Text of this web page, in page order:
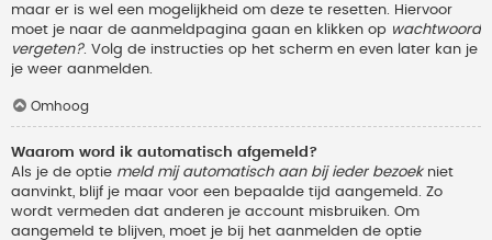
maar er is wel een mogelijkheid om deze te resetten. Hiervoor
moet je naar de aanmeldpagina gaan en klikken op wachtwoord
vergeten?. Volg de instructies op het scherm en even later kan je
je weer aanmelden.
Omhoog
Waarom word ik automatisch afgemeld?
Als je de optie meld mij automatisch aan bij ieder bezoekniet
aanvinkt, blijf je maar voor een bepaalde tijd aangemeld. Zo
wordt vermeden dat anderen je account misbruiken. Om
aangemeld te blijven, moet je bij het aanmelden de optie